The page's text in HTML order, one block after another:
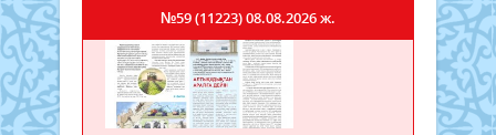
№59 (11223)08.08.2026 ж.